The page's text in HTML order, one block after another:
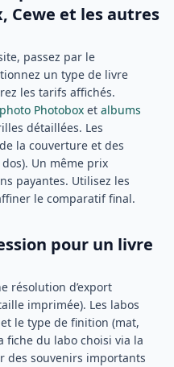
Cewe et les autres
passez par le
un type de livre
les tarifs affichés.
Photobox et albums
détaillées. Les
la couverture et des
Un même prix
payantes. Utilisez les
le comparatif final.
pour un livre
résolution d’export
imprimée). Les labos
le type de finition (mat,
fiche du labo choisi via la
des souvenirs importants